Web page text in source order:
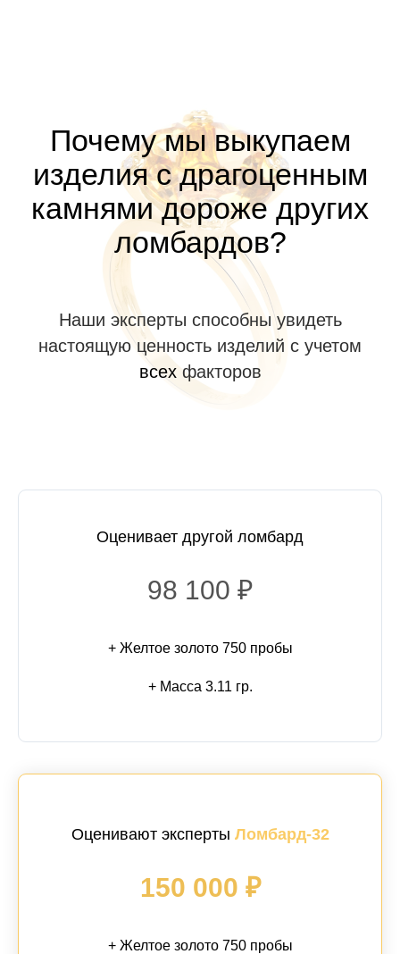
Почему мы выкупаем
изделия с драгоценным
камнями дороже других
ломбардов?
Наши эксперты способны увидеть
настоящую ценность изделий с учетом
всехфакторов
Оценивает другой ломбард
98 100 ₽
+ Желтое золото 750 пробы
+ Масса 3.11 гр.
Оценивают эксперты Ломбард-32
150 000 ₽
+ Желтое золото 750 пробы